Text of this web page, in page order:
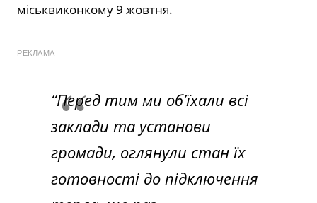
міськвиконкому 9 жовтня.
РЕКЛАМА
“Перед тим ми об’їхали всі
заклади та установи
громади, оглянули стан їх
готовності до підключення